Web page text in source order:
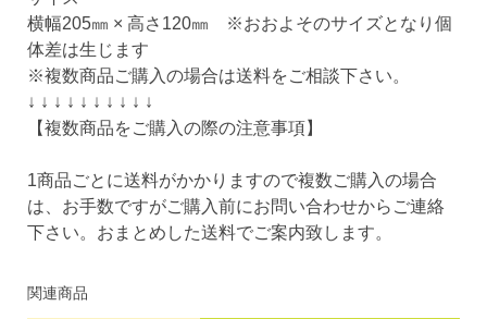
横幅205㎜ × 高さ120㎜ ※おおよそのサイズとなり個
体差は生じます
※複数商品ご購入の場合は送料をご相談下さい。
↓ ↓ ↓ ↓ ↓ ↓ ↓ ↓ ↓ ↓
【複数商品をご購入の際の注意事項】
1商品ごとに送料がかかりますので複数ご購入の場合
は、お手数ですがご購入前にお問い合わせからご連絡
下さい。おまとめした送料でご案内致します。
関連商品